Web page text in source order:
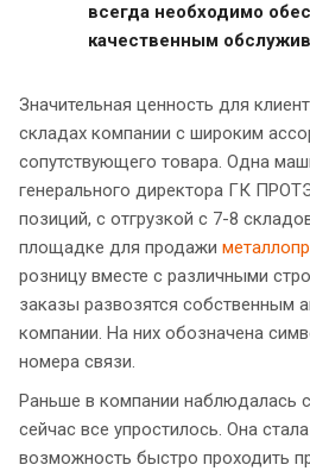
всегда необходимо
качественным
Значительная ценность для
складах компании с широким
сопутствующего товара. Одна
генерального директора ГК
позиций, с отгрузкой с 7-8
площадке для продажи
розницу вместе с различными
заказы развозятся собственным
компании. На них обозначена
номера связи.
Раньше в компании наблюдалась
сейчас все упростилось. Она
возможность быстро проходить